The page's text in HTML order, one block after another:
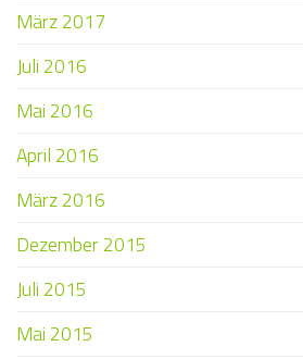
März 2017
Juli 2016
Mai 2016
April 2016
März 2016
Dezember 2015
Juli 2015
Mai 2015